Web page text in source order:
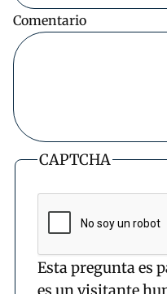
Comentario
CAPTCHA
Esta pregunta es
es un visitante